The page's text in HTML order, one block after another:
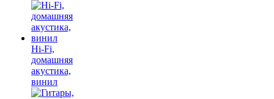
Hi-Fi,
домашняя
акустика,
винил